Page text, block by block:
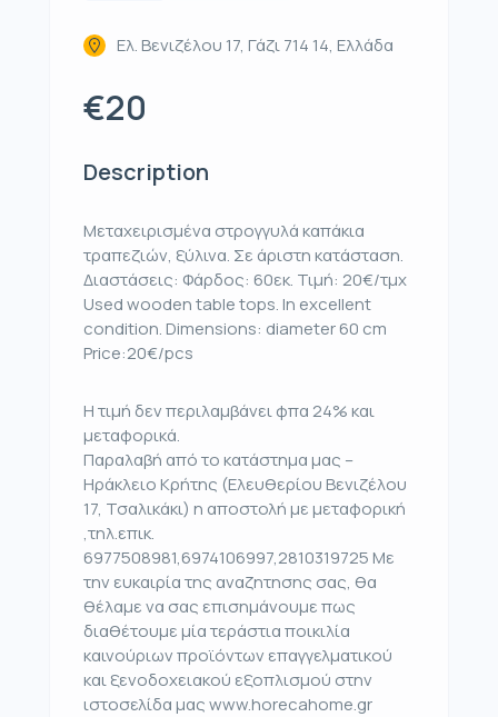
Ελ. Βενιζέλου 17, Γάζι 714 14, Ελλάδα
€20
Description
Μεταχειρισμένα στρογγυλά καπάκια
τραπεζιών, ξύλινα. Σε άριστη κατάσταση.
Διαστάσεις: Φάρδος: 60εκ. Τιμή: 20€/τμχ
Used wooden table tops. In excellent
condition. Dimensions: diameter 60 cm
Price:20€/pcs
Η τιμή δεν περιλαμβάνει φπα 24% και
μεταφορικά.
Παραλαβή από το κατάστημα μας –
Ηράκλειο Κρήτης (Ελευθερίου Βενιζέλου
17, Τσαλικάκι) η αποστολή με μεταφορική
,τηλ.επικ.
6977508981,6974106997,2810319725 Με
την ευκαιρία της αναζητησης σας, θα
θέλαμε να σας επισημάνουμε πως
διαθέτουμε μία τεράστια ποικιλία
καινούριων προϊόντων επαγγελματικού
και ξενοδοχειακού εξοπλισμού στην
ιστοσελίδα μας www.horecahome.gr